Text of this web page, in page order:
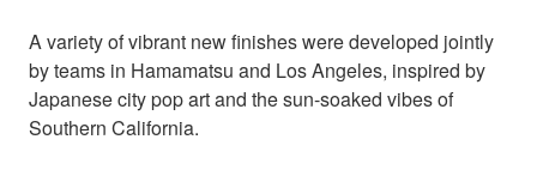
A variety of vibrant new finishes were developed jointly
by teams in Hamamatsu and Los Angeles, inspired by
Japanese city pop art and the sun-soaked vibes of
Southern California.